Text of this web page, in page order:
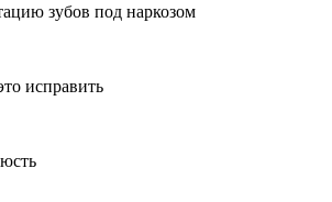
зубов под наркозом
исправить